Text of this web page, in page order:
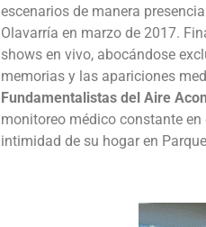
escenarios de manera
Olavarría en marzo de 2017.
shows en vivo, abocándose
memorias y las apariciones
Fundamentalistas del Aire
monitoreo médico constante en
intimidad de su hogar en